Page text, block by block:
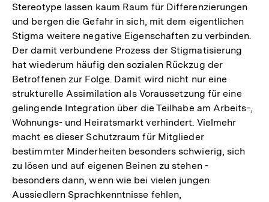
Stereotype lassen kaum Raum für Differenzierungen
und bergen die Gefahr in sich, mit dem eigentlichen
Stigma weitere negative Eigenschaften zu verbinden.
Der damit verbundene Prozess der Stigmatisierung
hat wiederum häufig den sozialen Rückzug der
Betroffenen zur Folge. Damit wird nicht nur eine
strukturelle Assimilation als Voraussetzung für eine
gelingende Integration über die Teilhabe am Arbeits-,
Wohnungs- und Heiratsmarkt verhindert. Vielmehr
macht es dieser Schutzraum für Mitglieder
bestimmter Minderheiten besonders schwierig, sich
zu lösen und auf eigenen Beinen zu stehen -
besonders dann, wenn wie bei vielen jungen
Aussiedlern Sprachkenntnisse fehlen,